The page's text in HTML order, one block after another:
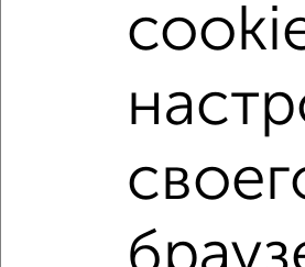
С бытовой техникой В большом
От застройщика
В новостройке
В строящемся